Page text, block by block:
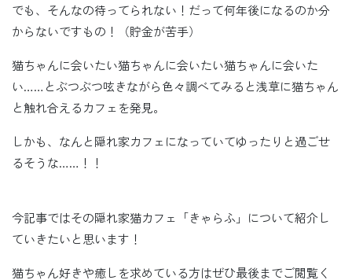
でも、そんなの待ってられない！だって何年後になるのか分
からないですもの！（貯金が苦手）
猫ちゃんに会いたい猫ちゃんに会いたい猫ちゃんに会いた
い……とぶつぶつ呟きながら色々調べてみると浅草に猫ちゃん
と触れ合えるカフェを発見。
しかも、なんと隠れ家カフェになっていてゆったりと過ごせ
るそうな……！！
今記事ではその隠れ家猫カフェ「きゃらふ」について紹介し
ていきたいと思います！
猫ちゃん好きや癒しを求めている方はぜひ最後までご閲覧く